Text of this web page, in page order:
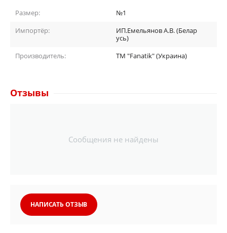
Размер:
№1
Импортёр:
ИП.Емельянов А.В. (Белар
усь)
Производитель:
TM "Fanatik" (Украина)
Отзывы
Сообщения не найдены
НАПИСАТЬ ОТЗЫВ